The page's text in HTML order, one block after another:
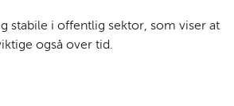
stabile i offentlig sektor, som viser at
også over tid.